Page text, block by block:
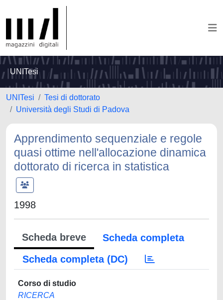
UNITesi
UNITesi
Tesi di dottorato
Università degli Studi di Padova
Apprendimento sequenziale e regole
quasi ottime nell'allocazione dinamica
dottorato di ricerca in statistica
1998
Scheda breve
Scheda completa
Scheda completa (DC)
Corso di studio
RICERCA